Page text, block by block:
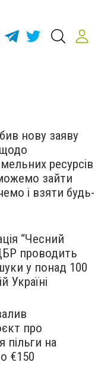
нову заяву
ресурсів
зайти
і взяти будь-
“Чесний
проводить
у понад 100
Україні
про
пільги на
€150